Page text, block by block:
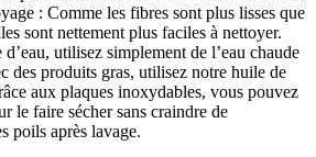
: Comme les fibres sont plus lisses que
sont nettement plus faciles à nettoyer.
utilisez simplement de l’eau chaude
des produits gras, utilisez notre huile de
aux plaques inoxydables, vous pouvez
le faire sécher sans craindre de
poils après lavage.